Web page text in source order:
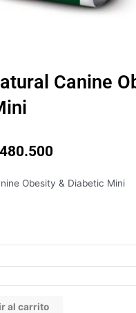
Canine
480.500
precios:
$480.500
Obesity & Diabetic Mini
al carrito